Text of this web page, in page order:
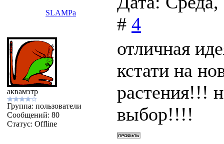
SLAMPa
# 4
аквамэтр
Группа: пользователи
Сообщений: 80
Статус: Offline
отличная
кстати на
растения!!!
выбор!!!!